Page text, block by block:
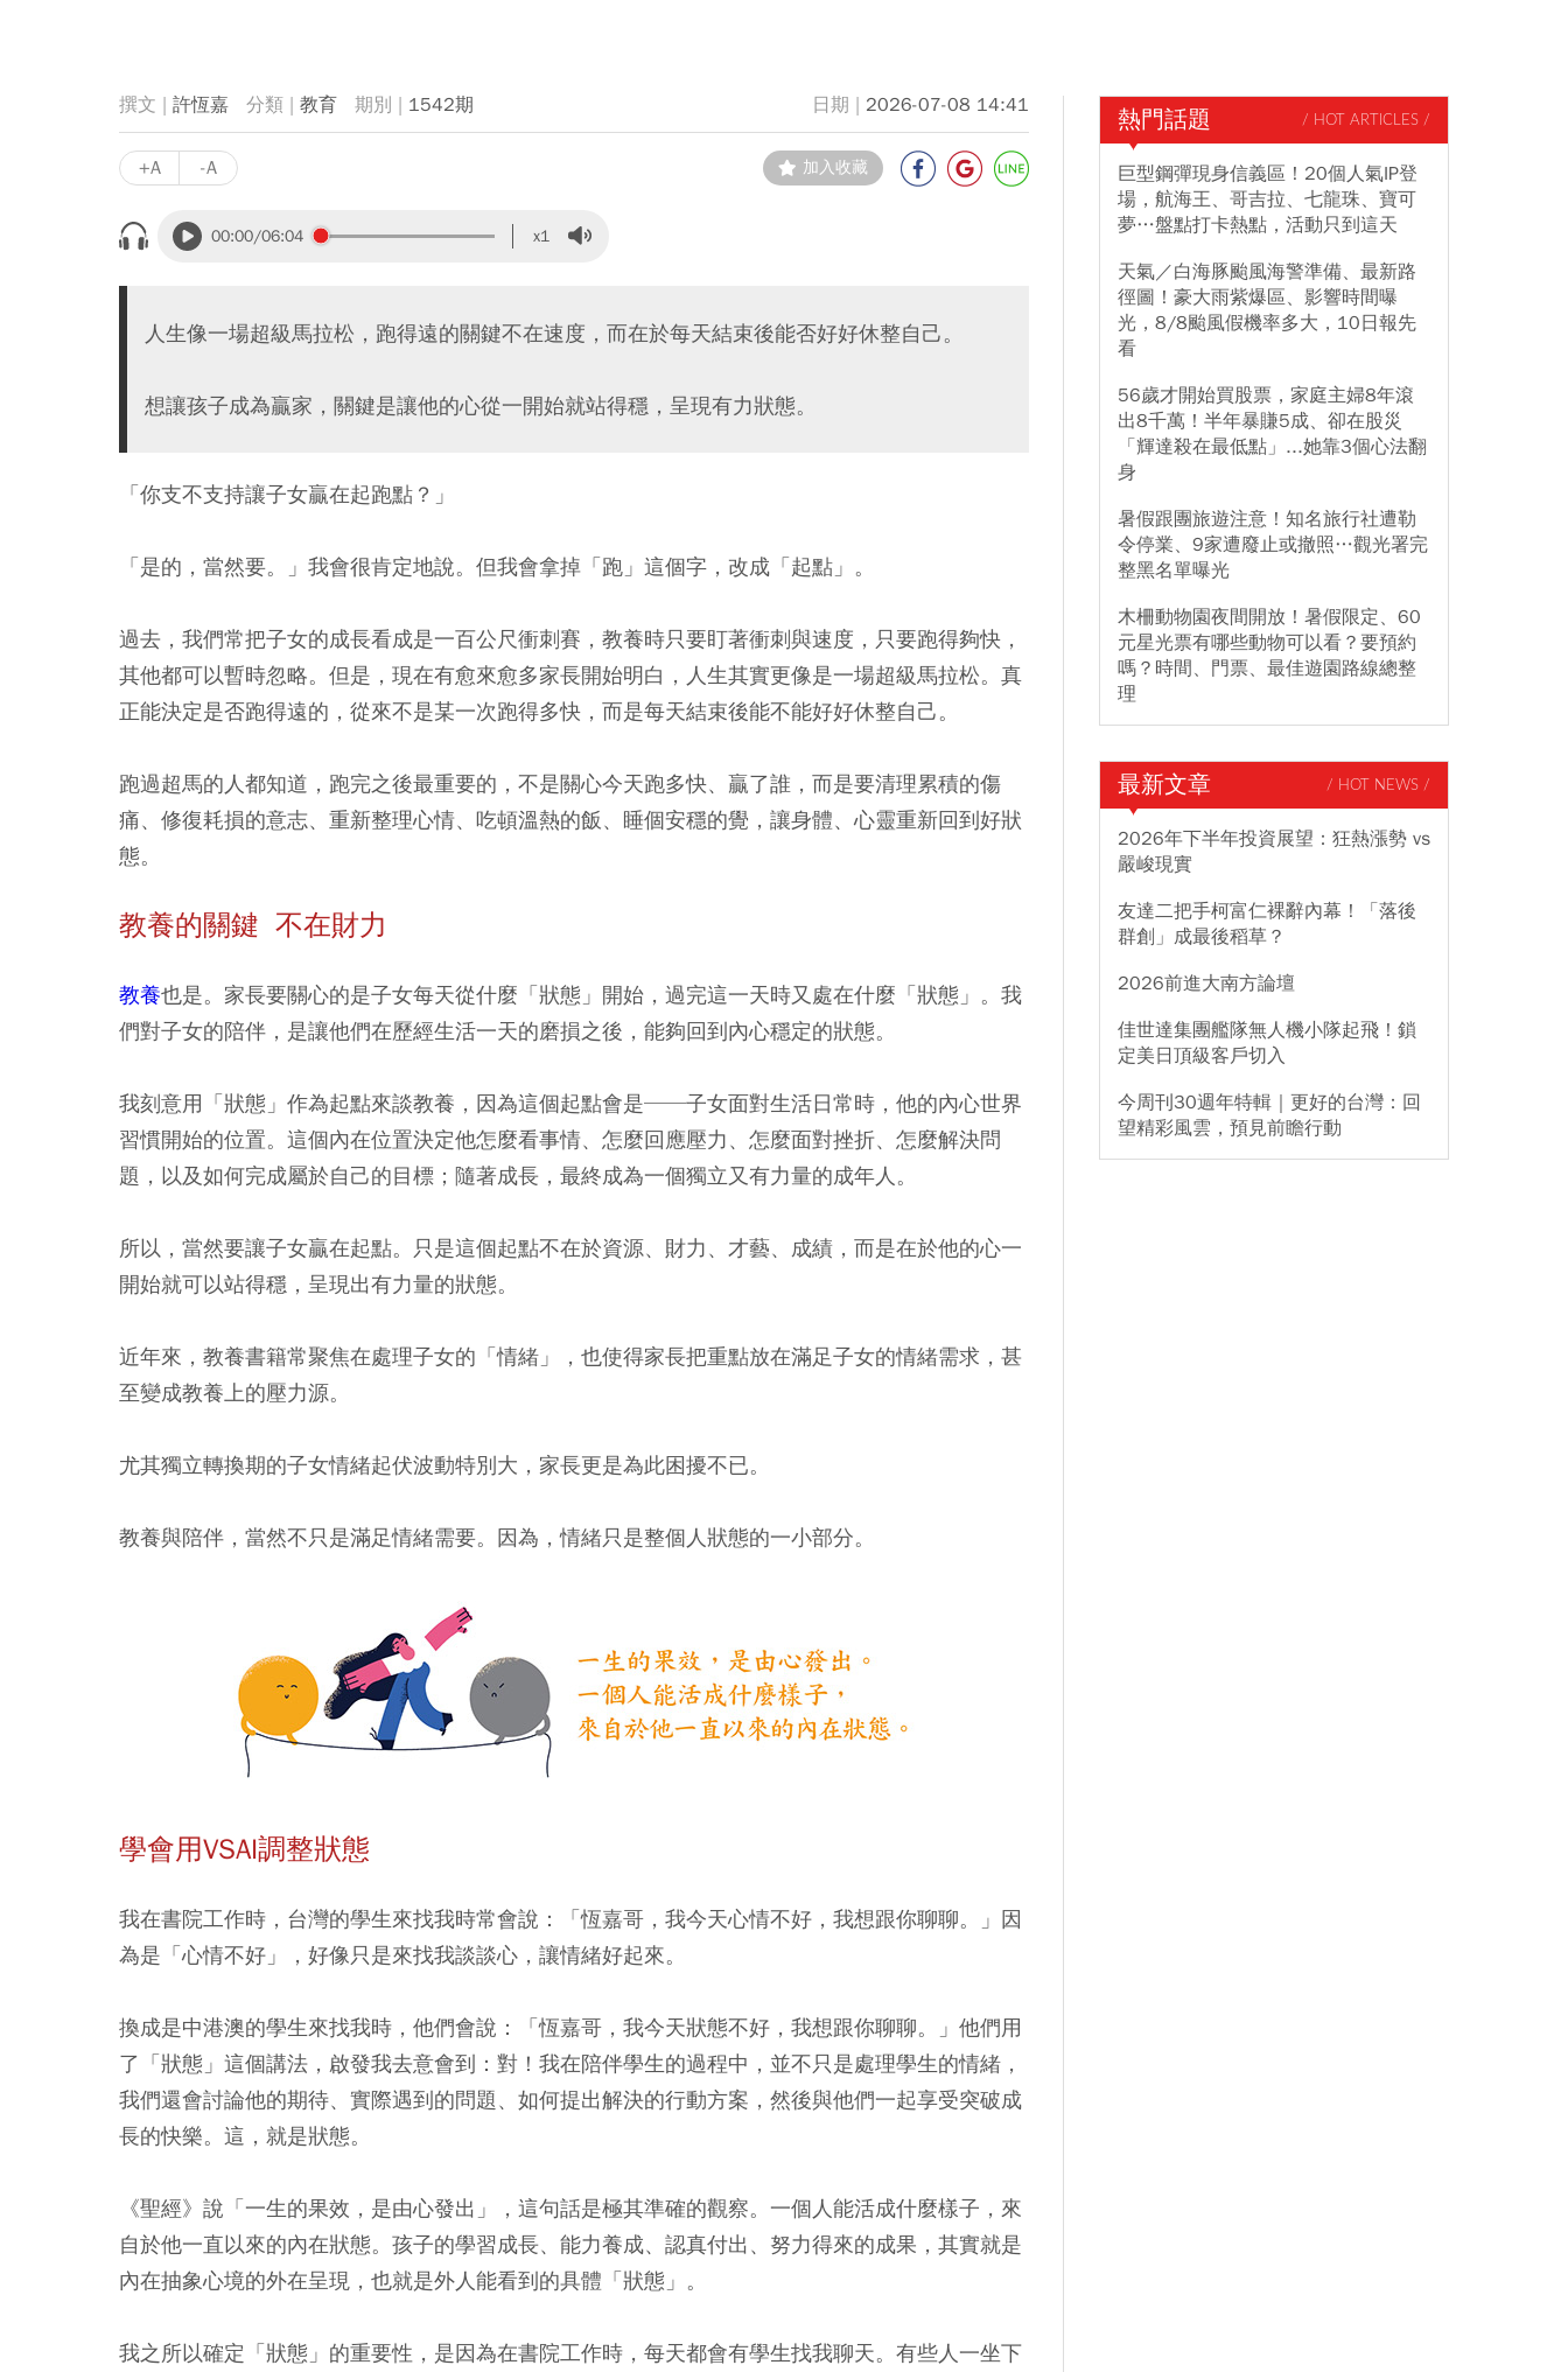
許恆嘉 教育 1542期 2026-07-08 14:41
+A -A 加入收藏
00:00/06:04 x1
人生像一場超級馬拉松，跑得遠的關鍵不在速度，而在於每天結束後能否好好休整自己。
想讓孩子成為贏家，關鍵是讓他的心從一開始就站得穩，呈現有力狀態。
「你支不支持讓子女贏在起跑點？」
「是的，當然要。」我會很肯定地說。但我會拿掉「跑」這個字，改成「起點」。
過去，我們常把子女的成長看成是一百公尺衝刺賽，教養時只要盯著衝刺與速度，只要跑得夠快，
其他都可以暫時忽略。但是，現在有愈來愈多家長開始明白，人生其實更像是一場超級馬拉松。真
正能決定是否跑得遠的，從來不是某一次跑得多快，而是每天結束後能不能好好休整自己。
跑過超馬的人都知道，跑完之後最重要的，不是關心今天跑多快、贏了誰，而是要清理累積的傷
痛、修復耗損的意志、重新整理心情、吃頓溫熱的飯、睡個安穩的覺，讓身體、心靈重新回到好狀
態。
教養的關鍵 不在財力
教養也是。家長要關心的是子女每天從什麼「狀態」開始，過完這一天時又處在什麼「狀態」。我
們對子女的陪伴，是讓他們在歷經生活一天的磨損之後，能夠回到內心穩定的狀態。
我刻意用「狀態」作為起點來談教養，因為這個起點會是──子女面對生活日常時，他的內心世界
習慣開始的位置。這個內在位置決定他怎麼看事情、怎麼回應壓力、怎麼面對挫折、怎麼解決問
題，以及如何完成屬於自己的目標；隨著成長，最終成為一個獨立又有力量的成年人。
所以，當然要讓子女贏在起點。只是這個起點不在於資源、財力、才藝、成績，而是在於他的心一
開始就可以站得穩，呈現出有力量的狀態。
近年來，教養書籍常聚焦在處理子女的「情緒」，也使得家長把重點放在滿足子女的情緒需求，甚
至變成教養上的壓力源。
尤其獨立轉換期的子女情緒起伏波動特別大，家長更是為此困擾不已。
教養與陪伴，當然不只是滿足情緒需要。因為，情緒只是整個人狀態的一小部分。
學會用VSAI調整狀態
我在書院工作時，台灣的學生來找我時常會說：「恆嘉哥，我今天心情不好，我想跟你聊聊。」因
為是「心情不好」，好像只是來找我談談心，讓情緒好起來。
換成是中港澳的學生來找我時，他們會說：「恆嘉哥，我今天狀態不好，我想跟你聊聊。」他們用
了「狀態」這個講法，啟發我去意會到：對！我在陪伴學生的過程中，並不只是處理學生的情緒，
我們還會討論他的期待、實際遇到的問題、如何提出解決的行動方案，然後與他們一起享受突破成
長的快樂。這，就是狀態。
《聖經》說「一生的果效，是由心發出」，這句話是極其準確的觀察。一個人能活成什麼樣子，來
自於他一直以來的內在狀態。孩子的學習成長、能力養成、認真付出、努力得來的成果，其實就是
內在抽象心境的外在呈現，也就是外人能看到的具體「狀態」。
我之所以確定「狀態」的重要性，是因為在書院工作時，每天都會有學生找我聊天。有些人一坐下
熱門話題 / HOT ARTICLES /
巨型鋼彈現身信義區！20個人氣IP登
場，航海王、哥吉拉、七龍珠、寶可
夢…盤點打卡熱點，活動只到這天
天氣／白海豚颱風海警準備、最新路
徑圖！豪大雨紫爆區、影響時間曝
光，8/8颱風假機率多大，10日報先
看
56歲才開始買股票，家庭主婦8年滾
出8千萬！半年暴賺5成、卻在股災
「輝達殺在最低點」...她靠3個心法翻
身
暑假跟團旅遊注意！知名旅行社遭勒
令停業、9家遭廢止或撤照…觀光署完
整黑名單曝光
木柵動物園夜間開放！暑假限定、60
元星光票有哪些動物可以看？要預約
嗎？時間、門票、最佳遊園路線總整
理
最新文章 / HOT NEWS /
2026年下半年投資展望：狂熱漲勢 vs
嚴峻現實
友達二把手柯富仁裸辭內幕！「落後
群創」成最後稻草？
2026前進大南方論壇
佳世達集團艦隊無人機小隊起飛！鎖
定美日頂級客戶切入
今周刊30週年特輯｜更好的台灣：回
望精彩風雲，預見前瞻行動